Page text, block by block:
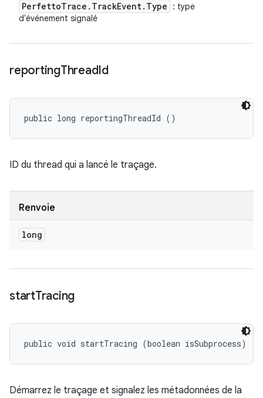
PerfettoTrace . TrackEvent. Type
: type
d'événement signalé
reportingThreadId
public long reportingThreadId ()
ID du thread qui a lancé le traçage.
Renvoie
long
startTracing
public void startTracing (boolean isSubprocess)
Démarrez le traçage et signalez les métadonnées de la